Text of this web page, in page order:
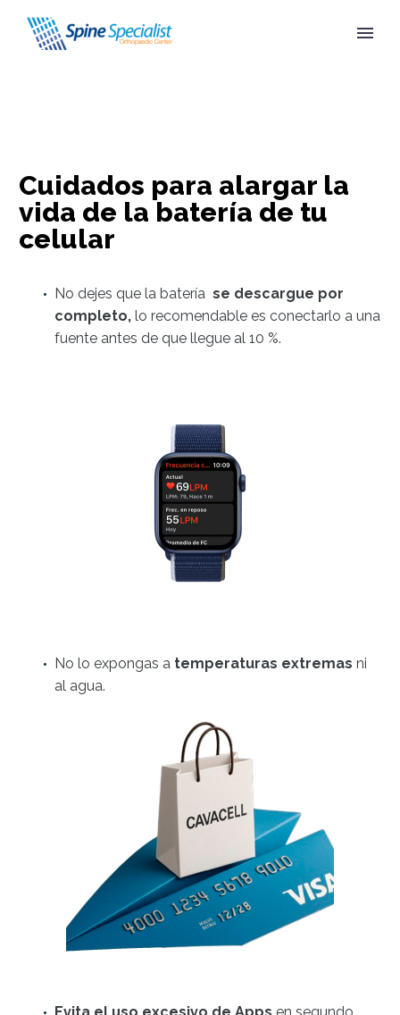
Cuidados para alargar la
vida de la batería de tu
celular
No dejes que la batería se descargue por
completo, lo recomendable es conectarlo a una
fuente antes de que llegue al 10 %.
No lo expongas a temperaturas extremas ni
al agua.